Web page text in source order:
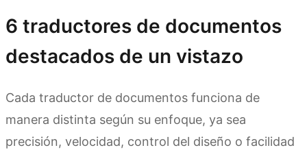
6 traductores de documentos
destacados de un vistazo
Cada traductor de documentos funciona de
manera distinta según su enfoque, ya sea
precisión, velocidad, control del diseño o facilidad